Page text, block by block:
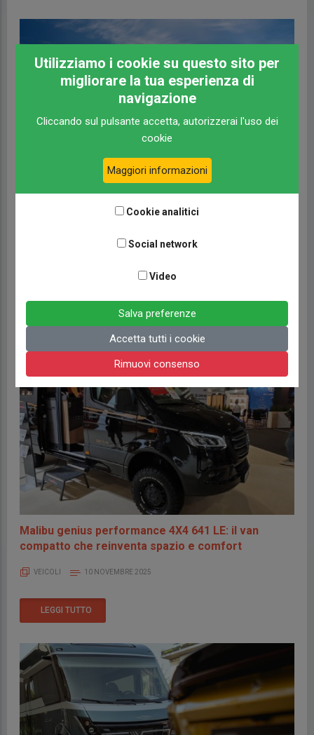
Pilote Selection 2026: La Collezione Limitata Che
Malibu genius performance 4X4 641 LE: il van
compatto che reinventa spazio e comfort
VEICOLI 10 NOVEMBRE 2025
LEGGI TUTTO
Utilizziamo i cookie su questo sito per
migliorare la tua esperienza di
navigazione
Cliccando sul pulsante accetta, autorizzerai l'uso dei
cookie
Maggiori informazioni
Cookie analitici
Social network
Video
Salva preferenze
Accetta tutti i cookie
Rimuovi consenso